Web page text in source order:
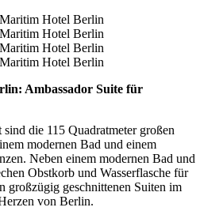
Ambassador Suite für
die 115 Quadratmeter großen
modernen Bad und einem
Neben einem modernen Bad und
Obstkorb und Wasserflasche für
großzügig geschnittenen Suiten im
von Berlin.